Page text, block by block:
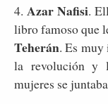
4. Azar Nafisi.
libro famoso que
Teherán. Es muy
la revolución y
mujeres se